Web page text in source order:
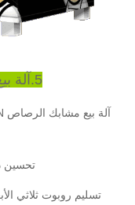
5.آلة بيع مشبك رصاصة TCN
تحسين
تسليم روبوت ثلاثي